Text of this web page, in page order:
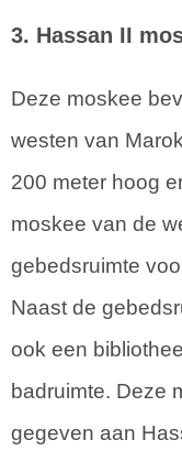
3. Hassan II
Deze moskee
westen van
200 meter hoog
moskee van de
gebedsruimte
Naast de
ook een
badruimte. Deze
gegeven aan